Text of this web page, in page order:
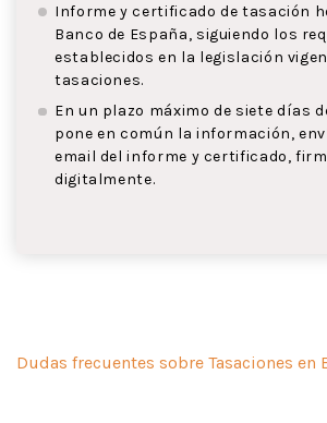
Informe y certificado de tasación
Banco de España, siguiendo los
establecidos en la legislación
tasaciones.
En un plazo máximo de siete días
pone en común la información,
email del informe y certificado,
digitalmente.
Dudas frecuentes sobre Tasaciones en